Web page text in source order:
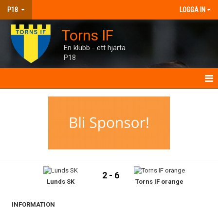
P18 LOGGA IN
Torns IF
En klubb - ett hjärta
P18
BILDGALLERI
Lunds SK
2 - 6
Torns IF orange
INFORMATION